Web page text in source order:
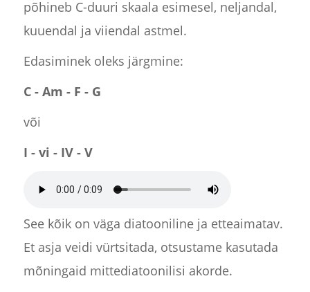
põhineb C-duuri skaala esimesel, neljandal,
kuuendal ja viiendal astmel.
Edasiminek oleks järgmine:
C - Am - F - G
või
I - vi - IV - V
See kõik on väga diatooniline ja etteaimatav.
Et asja veidi vürtsitada, otsustame kasutada
mõningaid mittediatoonilisi akorde.